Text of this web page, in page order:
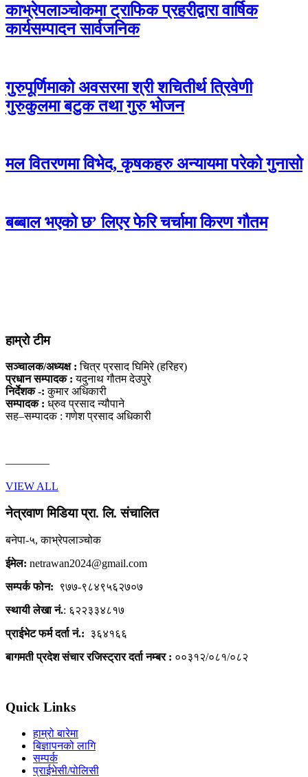
काभ्रेपलाञ्चोकमा ट्राफिक प्रहरीद्वारा वार्षिक
कार्यसम्पादन सार्वजनिक
गुरुपूर्णिमाको अवसरमा श्री शचितीर्थ त्रिवेणी
गुरुकुलमा बटुक तथा गुरु भोजन
मल वितरणमा विभेद, कृषकहरु अन्यायमा परेको गुनासो
बब्बाल भएको छ’ लिएर फेरि चर्चामा किरण गौतम
हाम्रो टीम
सञ्चालक/अध्यक्ष : चित्र प्रसाद घिमिरे (हरिहर)
प्रधान सम्पादक : यदुनाथ गौतम देउपुरे
निर्देशक -: कुमार अधिकारी
सम्पादक : ध्रुव प्रसाद न्यौपाने
सह–सम्पादक : गणेश प्रसाद अधिकारी
————
VIEW ALL
नेत्रवाण मिडिया प्रा. लि. संचालित
बनेपा-५, काभ्रेपलाञ्चोक
ईमेल: netrawan2024@gmail.com
सम्पर्क फोन:
९७७-९८४९५६२७०७
स्थायी लेखा नं.: ६२२३३४८१७
प्राईभेट फर्म दर्ता नं.: ३६४१६६
बागमती प्रदेश संचार रजिस्ट्रार दर्ता नम्बर : ००३१२/०८१/०८२
Quick Links
हाम्रो बारेमा
बिज्ञापनको लागि
सम्पर्क
प्राईभेसी/पोलिसी